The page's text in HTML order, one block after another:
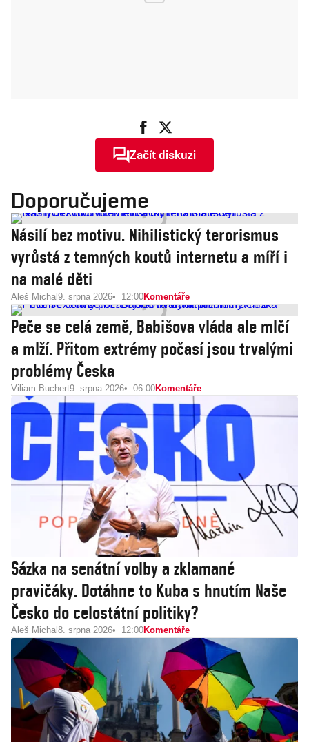
Začít diskuzi
Doporučujeme
Násilí bez motivu. Nihilistický terorismus
vyrůstá z temných koutů internetu a míří i
na malé děti
Aleš Michal 9. srpna 2026 12:00Komentáře
Peče se celá země, Babišova vláda ale mlčí
a mlží. Přitom extrémy počasí jsou trvalými
problémy Česka
Viliam Buchert9. srpna 2026 06:00Komentáře
Sázka na senátní volby a zklamané
pravičáky. Dotáhne to Kuba s hnutím Naše
Česko do celostátní politiky?
Aleš Michal 8. srpna 2026 12:00Komentáře